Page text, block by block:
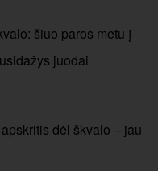
šiuo paros metu į
juodai
dėl škvalo – jau